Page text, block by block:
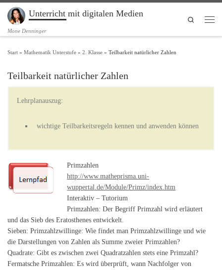
Zum Inhalt springen
Unterricht mit digitalen Medien
Mone Denninger
Search
Start » Mathematik Unterstufe » 2. Klasse » Teilbarkeit natürlicher Zahlen
Teilbarkeit natürlicher Zahlen
Lehrplanauszug:
wichtige Teilbarkeitsregeln kennen und anwenden können
Primzahlen
http://www.matheprisma.uni-
wuppertal.de/Module/Primz/index.htm
Interaktiv – Tutorium
Primzahlen: Der Begriff Primzahl wird erläutert
und das Sieb des Eratosthenes entwickelt.
Sieben: Primzahlzwillinge: Wie findet man Primzahlzwillinge und wie
die Darstellungen von Zahlen als Summe zweier Primzahlen?
Quadrate: Gibt es zwischen zwei Quadratzahlen stets eine Primzahl?
Fermatsche Primzahlen: Es wird überprüft, wann Nachfolger von